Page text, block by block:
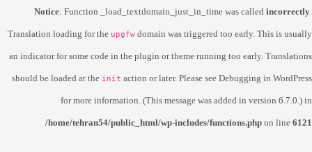
Notice: Function _load_textdomain_just_in_time was called incorrectly.
Translation loading for the upgfw domain was triggered too early. This is usually
an indicator for some code in the plugin or theme running too early. Translations
should be loaded at the init action or later. Please see Debugging in WordPress
for more information. (This message was added in version 6.7.0.) in
/home/tehran54/public_html/wp-includes/functions.php on line 6121